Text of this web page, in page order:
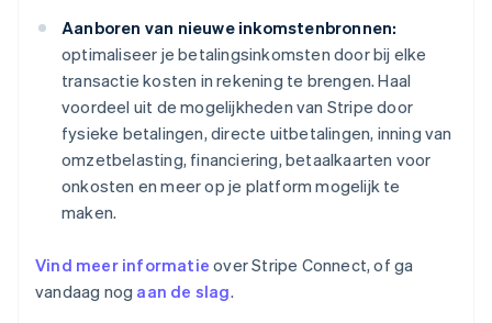
Aanboren van nieuwe inkomstenbronnen:
optimaliseer je betalingsinkomsten door bij elke
transactie kosten in rekening te brengen. Haal
voordeel uit de mogelijkheden van Stripe door
fysieke betalingen, directe uitbetalingen, inning van
omzetbelasting, financiering, betaalkaarten voor
onkosten en meer op je platform mogelijk te
maken.
Vind meer informatie over Stripe Connect, of ga
vandaag nog aan de slag.